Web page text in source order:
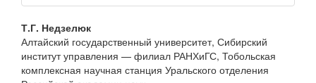
Основное
содержание
Т.Г. Недзелюк
Алтайский государственный университет, Сибирский
институт управления — филиал РАНХиГС, Тобольская
комплексная научная станция Уральского отделения